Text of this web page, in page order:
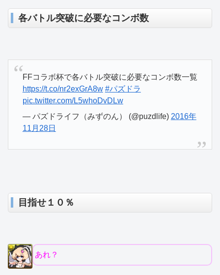
各バトル突破に必要なコンボ数
FFコラボ杯で各バトル突破に必要なコンボ数一覧
https://t.co/nr2exGrA8w #パズドラ
pic.twitter.com/L5whoDvDLw
— パズドライフ（みずのん） (@puzdlife) 2016年
11月28日
目指せ１０％
あれ？